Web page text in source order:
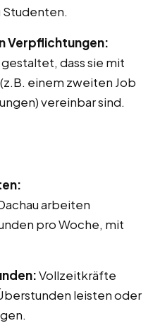
Studenten.
Verpflichtungen:
dass sie mit
einem zweiten Job
vereinbar sind.
arbeiten
pro Woche, mit
Vollzeitkräfte
leisten oder